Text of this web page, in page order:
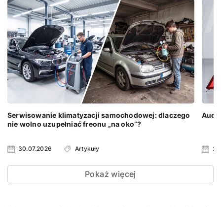
Serwisowanie klimatyzacji samochodowej: dlaczego
nie wolno uzupełniać freonu „na oko”?
30.07.2026 Artykuły
Audi
Pokaż więcej